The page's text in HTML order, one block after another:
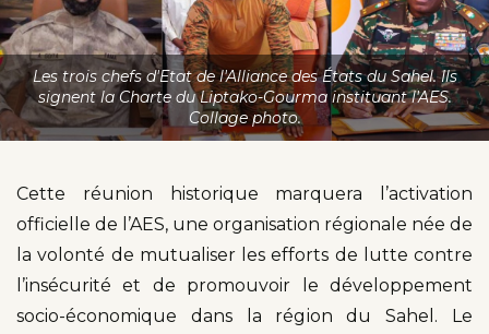
Les trois chefs d'Etat de l'Alliance des États du Sahel. Ils
signent la Charte du Liptako-Gourma instituant l'AES.
Collage photo.
Cette réunion historique marquera l’activation
officielle de l’AES, une organisation régionale née de
la volonté de mutualiser les efforts de lutte contre
l’insécurité et de promouvoir le développement
socio-économique dans la région du Sahel. Le